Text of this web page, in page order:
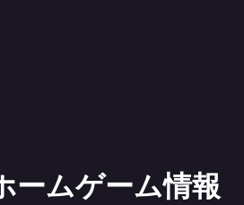
ムゲーム情報